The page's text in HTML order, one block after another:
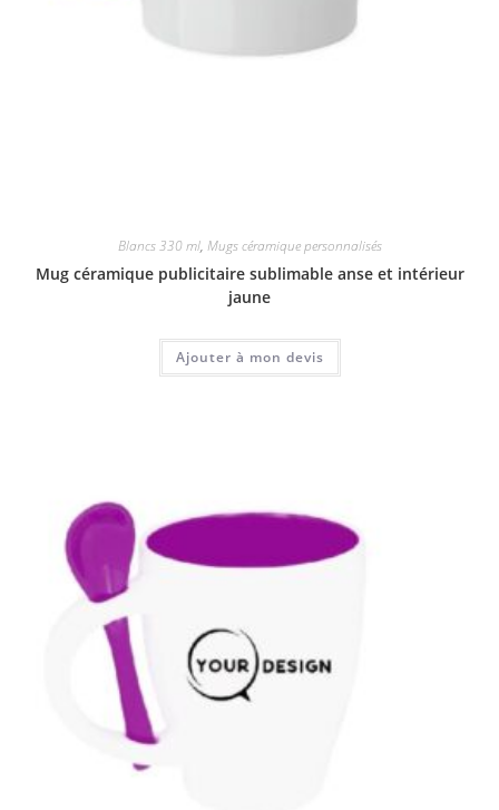
Blancs 330 ml, Mugs céramique personnalisés
Mug céramique publicitaire sublimable anse et intérieur
jaune
Ajouter à mon devis